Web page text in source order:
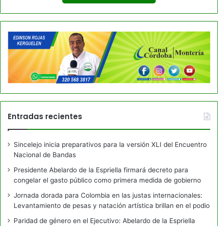
Entradas recientes
Sincelejo inicia preparativos para la versión XLI del Encuentro
Nacional de Bandas
Presidente Abelardo de la Espriella firmará decreto para
congelar el gasto público como primera medida de gobierno
Jornada dorada para Colombia en las justas internacionales:
Levantamiento de pesas y natación artística brillan en el podio
Paridad de género en el Ejecutivo: Abelardo de la Espriella